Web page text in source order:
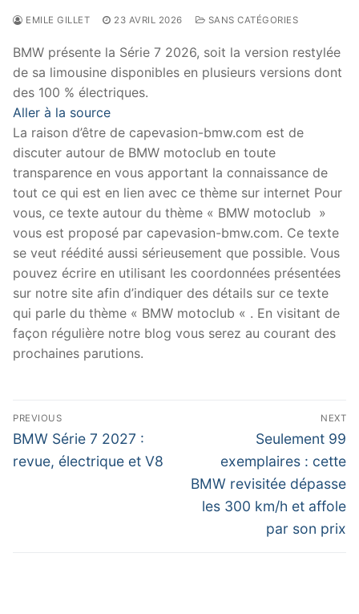
EMILE GILLET 23 AVRIL 2026 SANS CATÉGORIES
BMW présente la Série 7 2026, soit la version restylée
de sa limousine disponibles en plusieurs versions dont
des 100 % électriques.
Aller à la source
La raison d’être de capevasion-bmw.com est de
discuter autour de BMW motoclub en toute
transparence en vous apportant la connaissance de
tout ce qui est en lien avec ce thème sur internet Pour
vous, ce texte autour du thème « BMW motoclub »
vous est proposé par capevasion-bmw.com. Ce texte
se veut réédité aussi sérieusement que possible. Vous
pouvez écrire en utilisant les coordonnées présentées
sur notre site afin d’indiquer des détails sur ce texte
qui parle du thème « BMW motoclub « . En visitant de
façon régulière notre blog vous serez au courant des
prochaines parutions.
Navigation
de
l’article
PREVIOUS
Previous
post:
BMW Série 7 2027 :
revue, électrique et V8
NEXT
Next
post:
Seulement 99
exemplaires : cette
BMW revisitée dépasse
les 300 km/h et affole
par son prix